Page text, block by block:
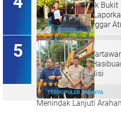
Ketum LSM Pucuk Bukit
Nusantara Akan
Kepsek Yang Langgar
Menteri ke APH , Terkait Dana
Revitalisasi Sekolah
Diduga Aniaya
Polisi Achirudin
Dilaporkan ke Polisi
Menindak Lanjuti Arahan
TERPOPULER LAINNYA